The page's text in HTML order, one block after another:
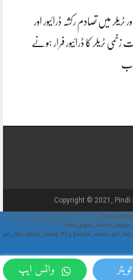
ٹویٹر واٹس ایپ
ٹریلر میں تصادم رکشہ ڈرائیور اور
ٹریلر کا ڈرائیور فرار ہونے
Copyright © 2021, Pindi
// Show
get_the_author_meta('ID'); $author_name =
'; return